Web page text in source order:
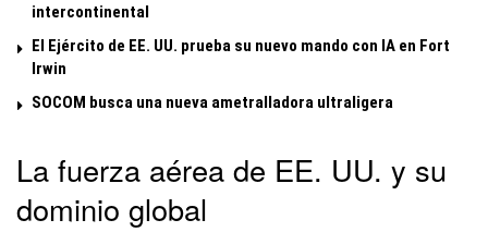
intercontinental
El Ejército de EE. UU. prueba su nuevo mando con IA en Fort
Irwin
SOCOM busca una nueva ametralladora ultraligera
La fuerza aérea de EE. UU. y su
dominio global